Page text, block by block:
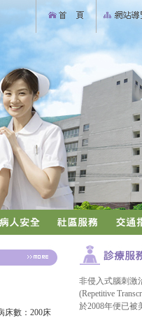
床數：200床
非侵入式腦刺激
(Repetitive
於2008年便已